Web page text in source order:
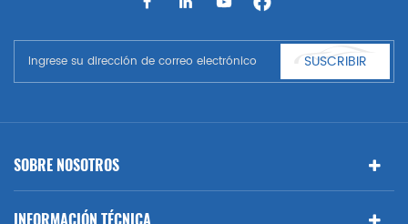
automático, parte del cuerpo automática, etc. y accesorios de
Benz, BMW
SUSCRIBIR
SOBRE NOSOTROS
INFORMACIÓN TÉCNICA